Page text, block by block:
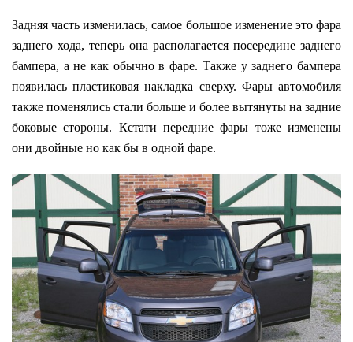
Задняя часть изменилась, самое большое изменение это фара
заднего хода, теперь она располагается посередине заднего
бампера, а не как обычно в фаре. Также у заднего бампера
появилась пластиковая накладка сверху. Фары автомобиля
также поменялись стали больше и более вытянуты на задние
боковые стороны. Кстати передние фары тоже изменены
они двойные но как бы в одной фаре.